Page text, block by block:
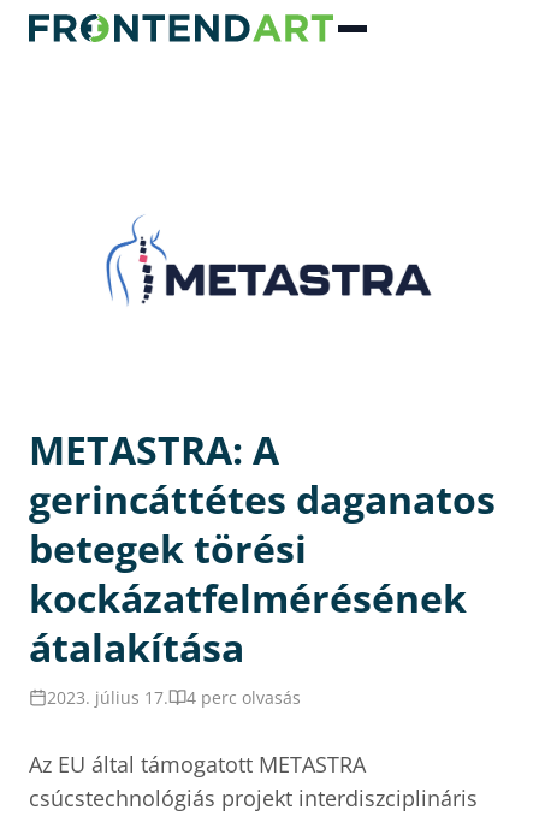
METASTRA: A
gerincáttétes daganatos
betegek törési
kockázatfelmérésének
átalakítása
2023. július 17. 4 perc olvasás
Az EU által támogatott METASTRA
csúcstechnológiás projekt interdiszciplináris